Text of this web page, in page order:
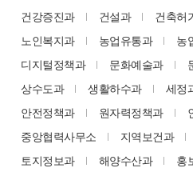
건강증진과 건설과 건축허
노인복지과
농업유통과 농
디지털정책과
문화예술과
상수도과
생활하수과 세정
안전정책과
원자력정책과
중앙협력사무소
지역보건과
토지정보과
해양수산과 홍